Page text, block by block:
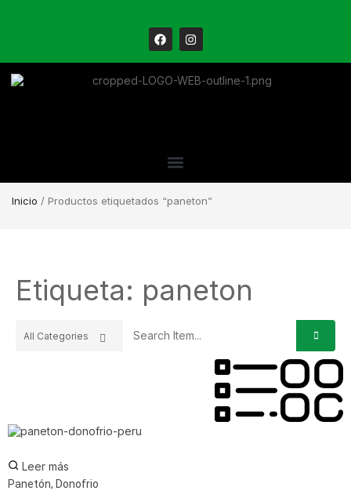
Inicio / Productos etiquetados “paneton”
Etiqueta: paneton
Leer más
Panetón, Donofrio